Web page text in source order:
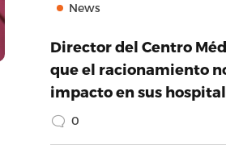
News
Director del Centro
que el racionamiento
impacto en sus
0